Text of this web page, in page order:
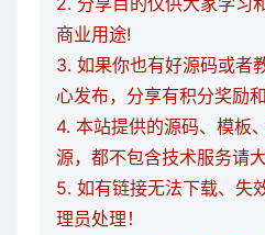
商业用途!
3. 如果你也有好源码或者
心发布，分享有积分奖励和
4. 本站提供的源码、模板
源，都不包含技术服务请大
5. 如有链接无法下载、失
理员处理！